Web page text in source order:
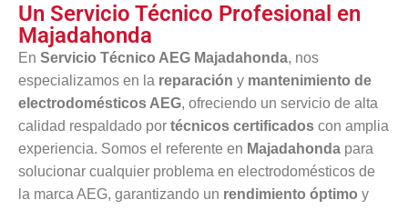
Un Servicio Técnico Profesional en
Majadahonda
En Servicio Técnico AEG Majadahonda, nos
especializamos en la reparación y mantenimiento de
electrodomésticos AEG, ofreciendo un servicio de alta
calidad respaldado por técnicos certificados con amplia
experiencia. Somos el referente en Majadahonda para
solucionar cualquier problema en electrodomésticos de
la marca AEG, garantizando un rendimiento óptimo y